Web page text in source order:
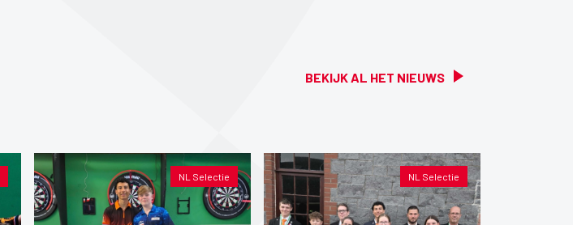
BEKIJK AL HET NIEUWS
NL Selectie NL Selectie